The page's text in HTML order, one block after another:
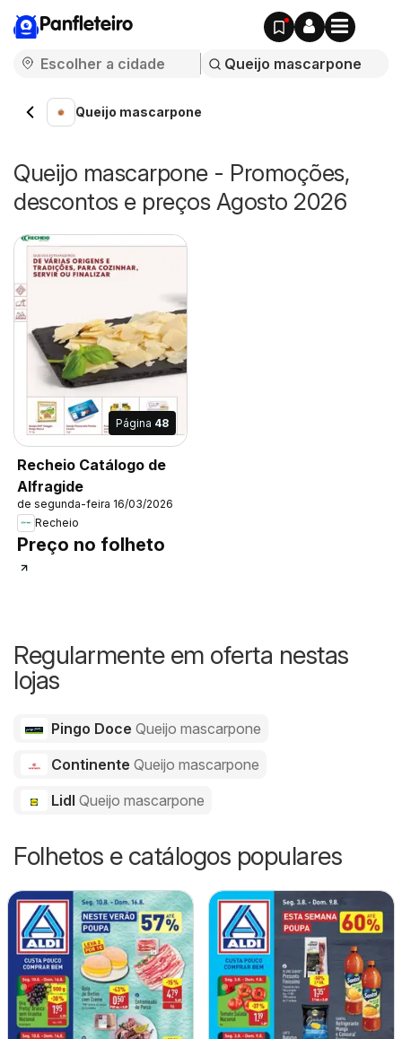
Panfleteiro
Queijo mascarpone
Queijo mascarpone - Promoções,
descontos e preços Agosto 2026
Página 48
Recheio Catálogo de
Alfragide
de segunda-feira 16/03/2026
Recheio
Preço no folheto
Regularmente em oferta nestas
lojas
Pingo Doce Queijo mascarpone
Continente Queijo mascarpone
Lidl Queijo mascarpone
Folhetos e catálogos populares